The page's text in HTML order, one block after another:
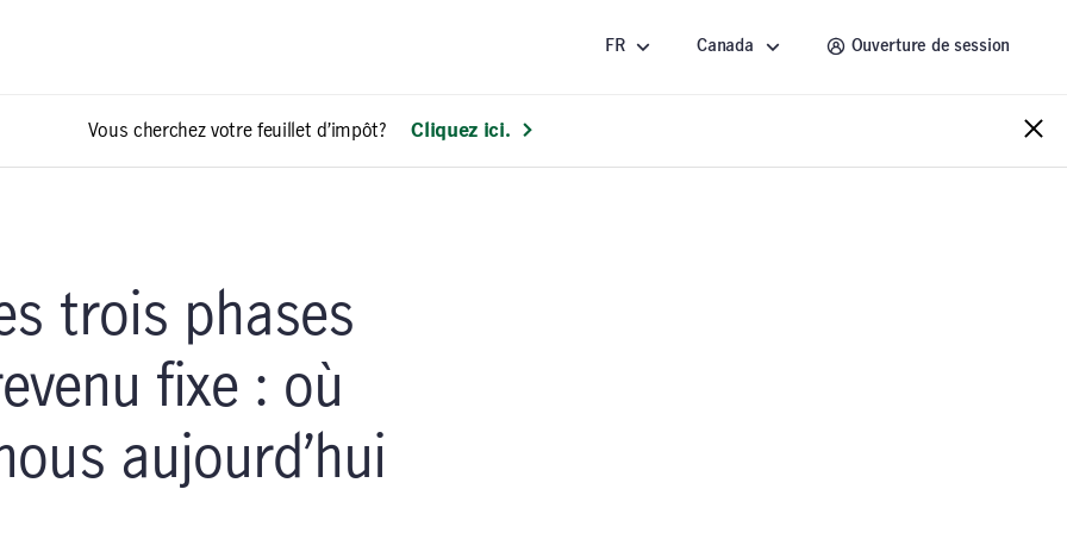
FR Canada Ouverture de session
Vous cherchez votre feuillet d’impôt? Cliquez ici.
trois phases
fixe : où
aujourd’hui